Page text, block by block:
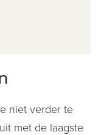
niet verder te
met de laagste